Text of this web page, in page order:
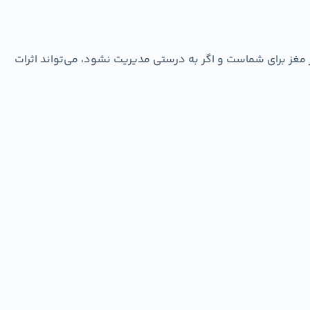
برای شماست و اگر به درستی مدیریت نشود، می‌تواند اثرات